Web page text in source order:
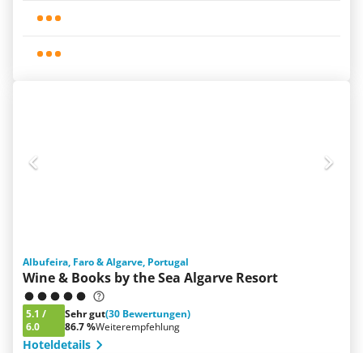
Albufeira, Faro & Algarve, Portugal
Wine & Books by the Sea Algarve Resort
5.1 /
6.0
Sehr gut(30 Bewertungen)
86.7 %Weiterempfehlung
Hoteldetails